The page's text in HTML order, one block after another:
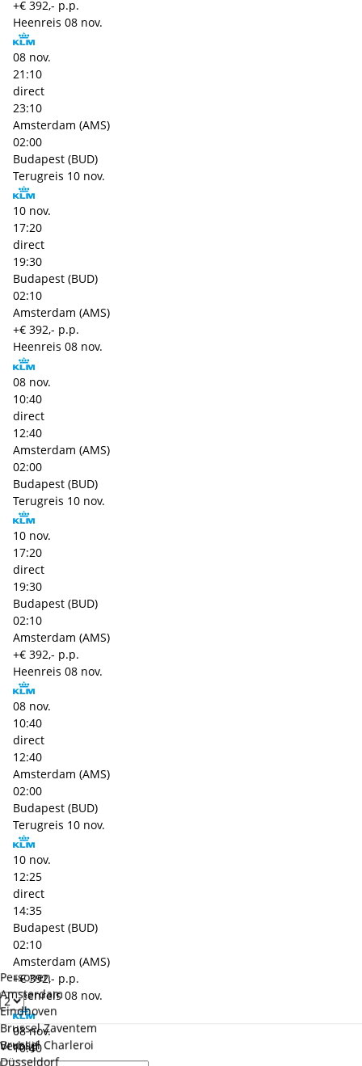
Personen
Verblijf
Amsterdam
Eindhoven
Brussel Zaventem
Brussel Charleroi
Düsseldorf
+€ 392,- p.p.
Heenreis 08 nov.
08 nov.
21:10
direct
23:10
Amsterdam (AMS)
02:00
Budapest (BUD)
Terugreis 10 nov.
10 nov.
17:20
direct
19:30
Budapest (BUD)
02:10
Amsterdam (AMS)
+€ 392,- p.p.
Heenreis 08 nov.
08 nov.
10:40
direct
12:40
Amsterdam (AMS)
02:00
Budapest (BUD)
Terugreis 10 nov.
10 nov.
17:20
direct
19:30
Budapest (BUD)
02:10
Amsterdam (AMS)
+€ 392,- p.p.
Heenreis 08 nov.
08 nov.
10:40
direct
12:40
Amsterdam (AMS)
02:00
Budapest (BUD)
Terugreis 10 nov.
10 nov.
12:25
direct
14:35
Budapest (BUD)
02:10
Amsterdam (AMS)
+€ 392,- p.p.
Heenreis 08 nov.
08 nov.
10:40